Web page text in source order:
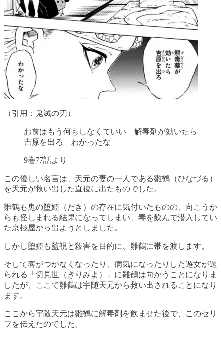
（引用：鬼滅の刃）
お前はもう何もしなくていい 解毒剤が効いたら
吉原を出ろ わかったな
9巻77話より
この優しい名言は、天元の妻の一人である雛鶴（ひなづる）
を天元が救い出した直後に出たものでした。
雛鶴も鬼の堕姫（だき）の存在に気付いたものの、向こうか
らも怪しまれる結果になってしまい、毒を飲んで潜入してい
た京極屋から出ようとしました。
しかし堕姫も監視と殺害を目的に、雛鶴に帯を渡します。
そして客がつかなくなったり、病気になったりした遊女が送
られる「切見世（きりみよ）」に雛鶴は向かうことになりま
したが、ここで雛鶴は宇随天元から救い出されることになり
ます。
ここから宇随天元は雛鶴に解毒剤を飲ませた後で、このセリ
フを伝えたのでした。